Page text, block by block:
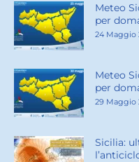
Meteo
per
24 Maggio
Meteo
per
29 Maggio
Sicilia: